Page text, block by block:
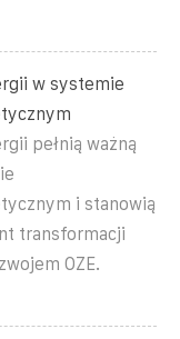
w systemie
pełnią ważną
i stanowią
transformacji
OZE.